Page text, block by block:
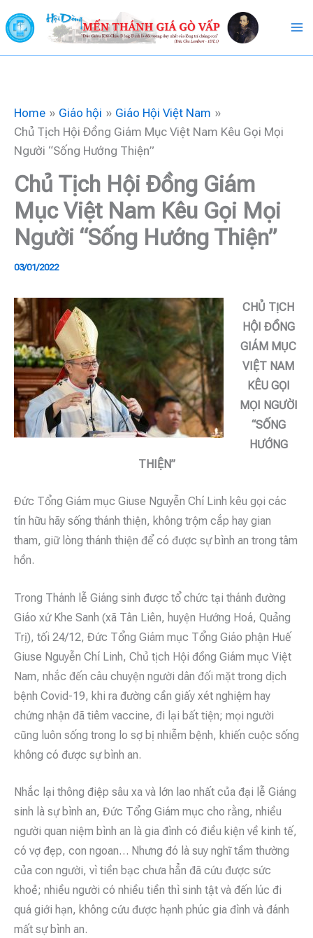
to
content
Home Giáo hội
Giáo Hội Việt Nam
Chủ Tịch Hội Đồng Giám Mục Việt Nam Kêu Gọi Mọi
Người “Sống Hướng Thiện”
Chủ Tịch Hội Đồng Giám
Mục Việt Nam Kêu Gọi Mọi
Người “Sống Hướng Thiện”
03/01/2022
CHỦ TỊCH
HỘI ĐỒNG
GIÁM MỤC
VIỆT NAM
KÊU GỌI
MỌI NGƯỜI
“SỐNG
HƯỚNG
THIỆN”
Đức Tổng Giám mục Giuse Nguyễn Chí Linh kêu gọi các
tín hữu hãy sống thánh thiện, không trộm cắp hay gian
tham, giữ lòng thánh thiện để có được sự bình an trong tâm
hồn.
Trong Thánh lễ Giáng sinh được tổ chức tại thánh đường
Giáo xứ Khe Sanh (xã Tân Liên, huyện Hướng Hoá, Quảng
Trị), tối 24/12, Đức Tổng Giám mục Tổng Giáo phận Huế
Giuse Nguyễn Chí Linh, Chủ tịch Hội đồng Giám mục Việt
Nam, nhắc đến câu chuyện người dân đối mặt trong dịch
bệnh Covid-19, khi ra đường cần giấy xét nghiệm hay
chứng nhận đã tiêm vaccine, đi lại bất tiện; mọi người
cũng luôn sống trong lo sợ bị nhiễm bệnh, khiến cuộc sống
không có được sự bình an.
Nhắc lại thông điệp sâu xa và lớn lao nhất của đại lễ Giáng
sinh là sự bình an, Đức Tổng Giám mục cho rằng, nhiều
người quan niệm bình an là gia đình có điều kiện về kinh tế,
có vợ đẹp, con ngoan… Nhưng đó là suy nghĩ tầm thường
của con người, vì tiền bạc chưa hẳn đã cứu được sức
khoẻ; nhiều người có nhiều tiền thì sinh tật và đến lúc đi
quá giới hạn, không cứu được hạnh phúc gia đình và đánh
mất sự bình an.